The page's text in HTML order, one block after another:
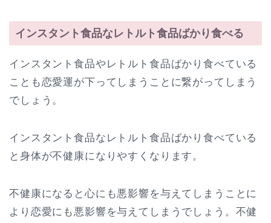
インスタント食品なレトルト食品ばかり食べる
インスタント食品やレトルト食品ばかり食べている
ことも恋愛運が下ってしまうことに繋がってしまう
でしょう。
インスタント食品なレトルト食品ばかり食べている
と身体が不健康になりやすくなります。
不健康になると心にも悪影響を与えてしまうことに
より恋愛にも悪影響を与えてしまうでしょう。不健